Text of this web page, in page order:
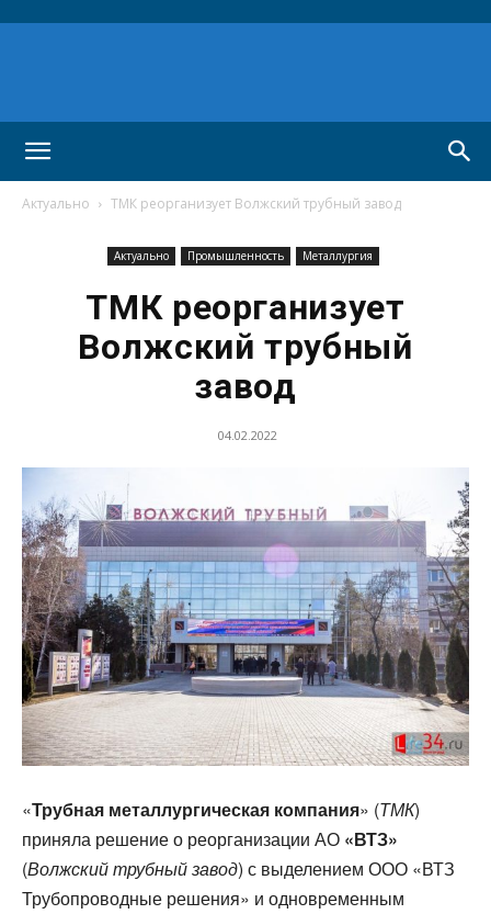
Актуально ТМК реорганизует Волжский трубный завод
Актуально Промышленность Металлургия
ТМК реорганизует
Волжский трубный
завод
04.02.2022
«Трубная металлургическая компания» (ТМК)
приняла решение о реорганизации АО «ВТЗ»
(Волжский трубный завод) с выделением ООО «ВТЗ
Трубопроводные решения» и одновременным